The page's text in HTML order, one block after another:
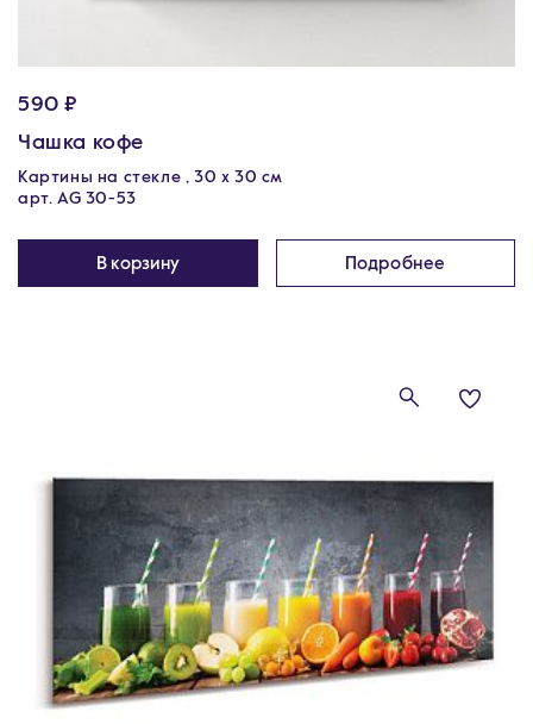
590 ₽
Чашка кофе
Картины на стекле , 30 x 30 см
арт. AG 30-53
В корзину Подробнее